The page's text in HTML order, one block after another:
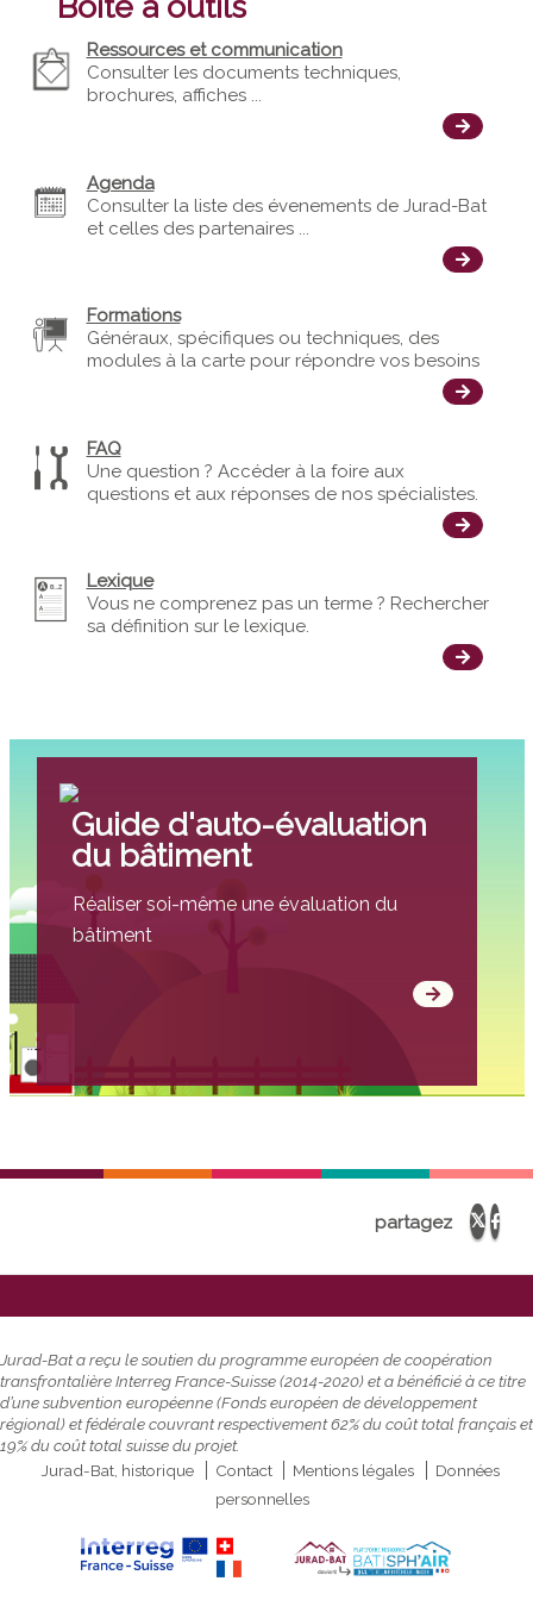
Ressources et communication
Consulter les documents techniques,
brochures, affiches ...
Agenda
Consulter la liste des évenements de Jurad-Bat
et celles des partenaires ...
Formations
Généraux, spécifiques ou techniques, des
modules à la carte pour répondre vos besoins
FAQ
Une question ? Accéder à la foire aux
questions et aux réponses de nos spécialistes.
Lexique
Vous ne comprenez pas un terme ? Rechercher
sa définition sur le lexique.
Guide d'auto-évaluation
du bâtiment
Réaliser soi-même une évaluation du
bâtiment
partagez
Jurad-Bat a reçu le soutien du programme européen de coopération
transfrontalière Interreg France-Suisse (2014-2020) et a bénéficié à ce titre
d’une subvention européenne (Fonds européen de développement
régional) et fédérale couvrant respectivement 62% du coût total français et
19% du coût total suisse du projet.
MenuJurad-Bat, historique Contact Mentions légales
Données
personnelles